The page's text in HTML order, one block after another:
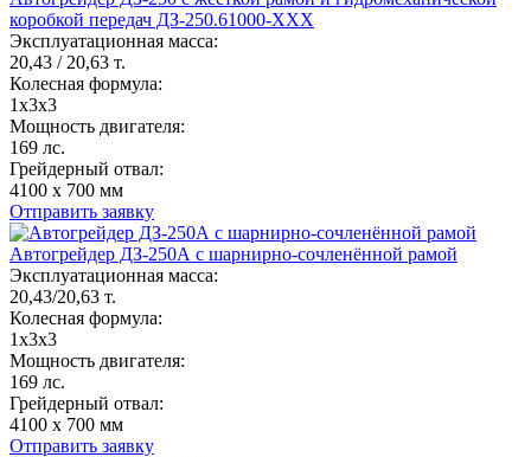
коробкой передач ДЗ-250.61000-ХХХ
Эксплуатационная масса:
20,43 / 20,63 т.
Колесная формула:
1x3x3
Мощность двигателя:
169 лс.
Грейдерный отвал:
4100 х 700 мм
Отправить заявку
Автогрейдер ДЗ-250А с шарнирно-сочленённой рамой
Эксплуатационная масса:
20,43/20,63 т.
Колесная формула:
1x3x3
Мощность двигателя:
169 лс.
Грейдерный отвал:
4100 х 700 мм
Отправить заявку